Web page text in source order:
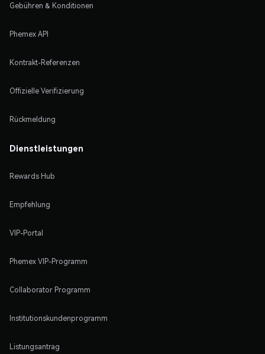
Gebühren & Konditionen
Phemex API
Kontrakt-Referenzen
Offizielle Verifizierung
Rückmeldung
Dienstleistungen
Rewards Hub
Empfehlung
VIP-Portal
Phemex VIP-Programm
Collaborator Programm
Institutionskundenprogramm
Listungsantrag